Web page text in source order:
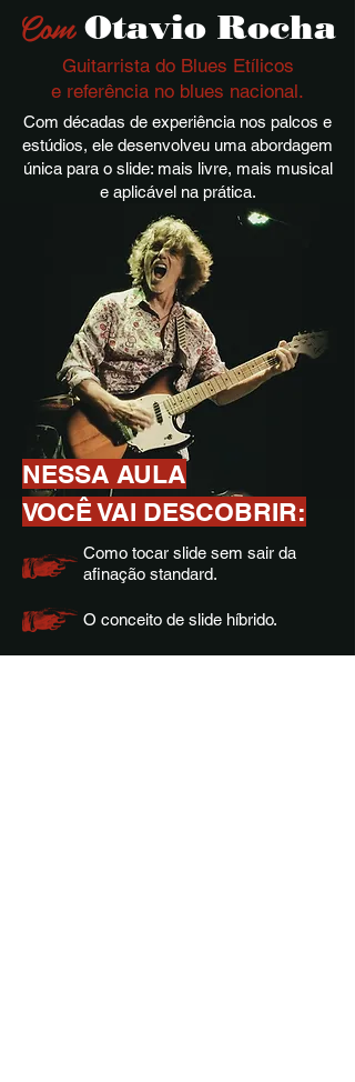
ComOtavio Rocha
Guitarrista do Blues Etílicos
e referência no blues nacional.
Com décadas de experiência nos palcos e
estúdios, ele desenvolveu uma abordagem
única para o slide: mais livre, mais musical
e aplicável na prática.
NESSA AULA
VOCÊ VAI DESCOBRIR:
Como tocar slide sem sair da
afinação standard.
O conceito de slide híbrido.